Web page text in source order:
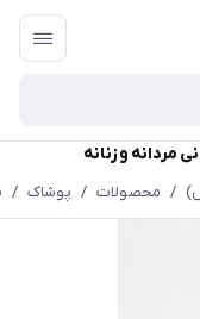
و زنانه
/ محصولات / پوشاک /